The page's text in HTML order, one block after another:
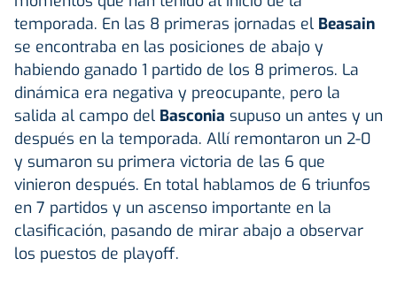
temporada. En las 8 primeras jornadas el Beasain
se encontraba en las posiciones de abajo y
habiendo ganado 1 partido de los 8 primeros. La
dinámica era negativa y preocupante, pero la
salida al campo del Basconia supuso un antes y un
después en la temporada. Allí remontaron un 2-0
y sumaron su primera victoria de las 6 que
vinieron después. En total hablamos de 6 triunfos
en 7 partidos y un ascenso importante en la
clasificación, pasando de mirar abajo a observar
los puestos de playoff.